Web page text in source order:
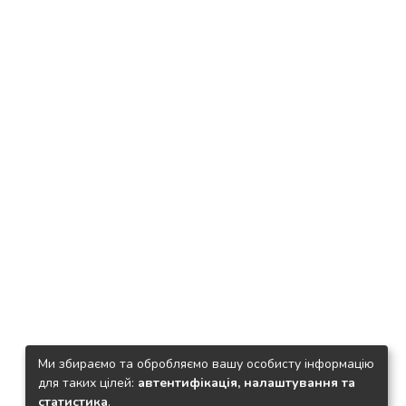
Ми збираємо та обробляємо вашу особисту інформацію
для таких цілей: автентифікація, налаштування та
статистика.